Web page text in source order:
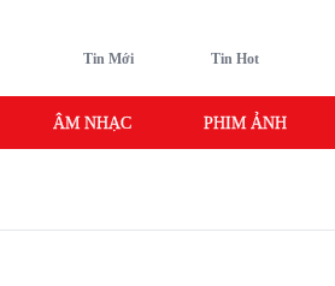
Tin Mới Tin Hot
ÂM NHẠC PHIM ẢNH